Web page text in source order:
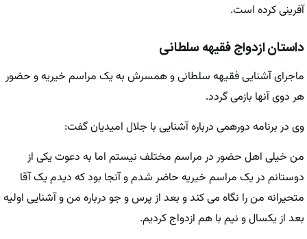
آفرینی کرده است.
داستان ازدواج فقیهه سلطانی
ماجرای آشنایی فقیهه سلطانی و همسرش به یک مراسم خیریه و حضور
هر دوی آنها بازمی گردد.
وی در برنامه دورهمی درباره آشنایی با جلال امیدیان گفت:
من خیلی اهل حضور در مراسم مختلف نیستم اما به دعوت یکی از
دوستانم در یک مراسم خیریه حاضر شدم و آنجا بود که دیدم یک آقا
متحیرانه من را نگاه می کند و بعد از پرس و جو درباره من و آشنایی اولیه
بعد از یکسال و نیم با هم ازدواج کردیم.